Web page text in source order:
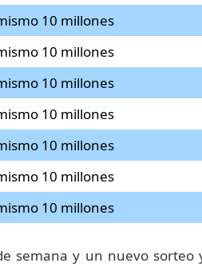
10 millones
10 millones
10 millones
10 millones
10 millones
10 millones
10 millones
semana y un nuevo sorteo